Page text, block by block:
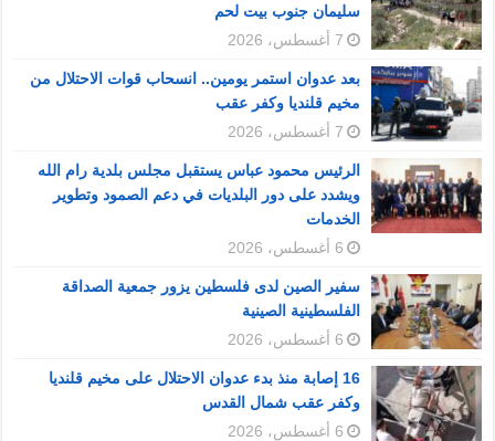
سليمان جنوب بيت لحم
7 أغسطس، 2026
بعد عدوان استمر يومين.. انسحاب قوات الاحتلال من
مخيم قلنديا وكفر عقب
7 أغسطس، 2026
الرئيس محمود عباس يستقبل مجلس بلدية رام الله
ويشدد على دور البلديات في دعم الصمود وتطوير
الخدمات
6 أغسطس، 2026
سفير الصين لدى فلسطين يزور جمعية الصداقة
الفلسطينية الصينية
6 أغسطس، 2026
16 إصابة منذ بدء عدوان الاحتلال على مخيم قلنديا
وكفر عقب شمال القدس
6 أغسطس، 2026